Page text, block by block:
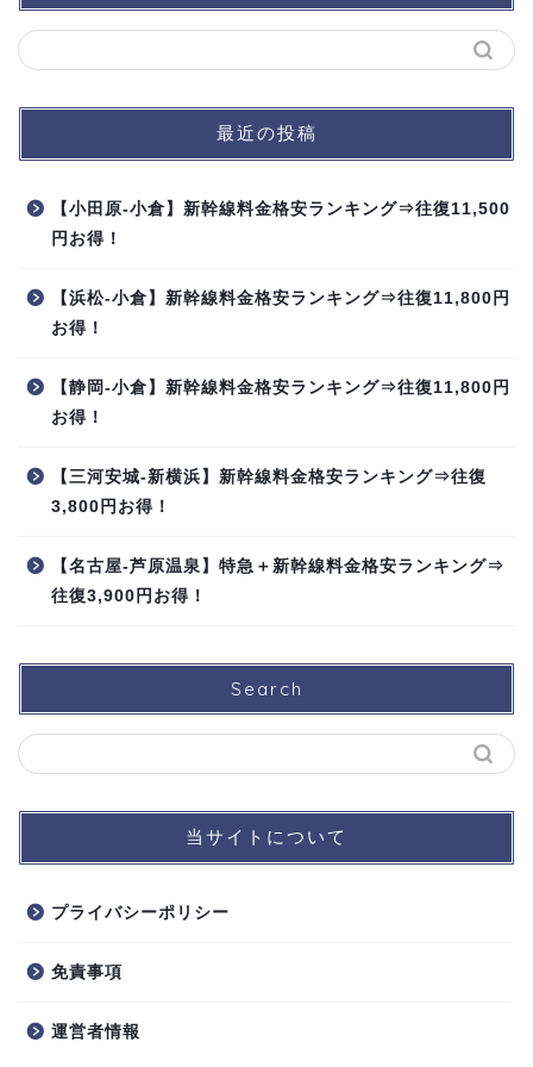
最近の投稿
【小田原-小倉】新幹線料金格安ランキング⇒往復11,500
円お得！
【浜松-小倉】新幹線料金格安ランキング⇒往復11,800円
お得！
【静岡-小倉】新幹線料金格安ランキング⇒往復11,800円
お得！
【三河安城-新横浜】新幹線料金格安ランキング⇒往復
3,800円お得！
【名古屋-芦原温泉】特急＋新幹線料金格安ランキング⇒
往復3,900円お得！
Search
当サイトについて
プライバシーポリシー
免責事項
運営者情報